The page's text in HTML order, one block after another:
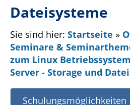
Dateisysteme
Sie sind hier: Startseite »
Seminare &
zum Linux Betriebssystem
Server - Storage und
Schulungsmöglichkeiten